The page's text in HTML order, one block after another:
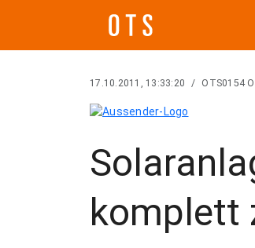
17.10.2011, 13:33:20 / OTS0154
komplett